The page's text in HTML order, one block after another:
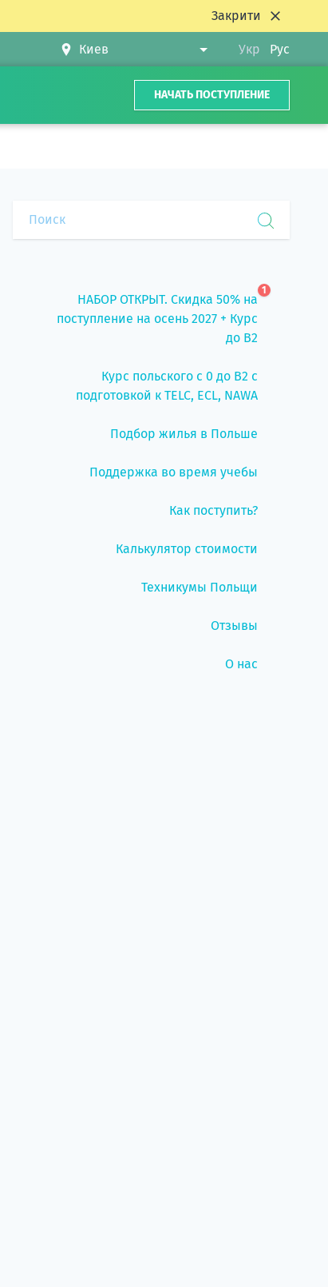
Закрити
Укр Рус
НАЧАТЬ ПОСТУПЛЕНИЕ
НАБОР ОТКРЫТ. Скидка 50% на
поступление на осень 2027 + Курс
до B2
1
Курс польского с 0 до B2 с
подготовкой к TELC, ECL, NAWA
Подбор жилья в Польше
Поддержка во время учебы
Как поступить?
Калькулятор стоимости
Техникумы Польщи
Отзывы
О нас